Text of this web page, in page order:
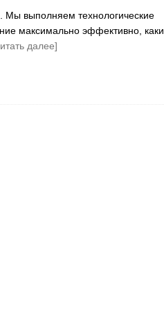
выполняем технологические
максимально эффективно,
далее]